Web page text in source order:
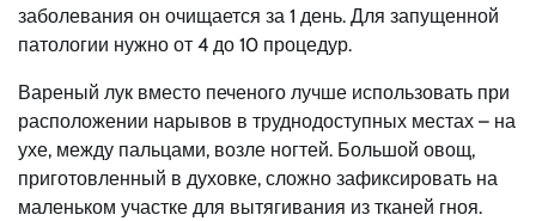
заболевания он очищается за 1 день. Для запущенной
патологии нужно от 4 до 10 процедур.
Вареный лук вместо печеного лучше использовать при
расположении нарывов в труднодоступных местах – на
ухе, между пальцами, возле ногтей. Большой овощ,
приготовленный в духовке, сложно зафиксировать на
маленьком участке для вытягивания из тканей гноя.